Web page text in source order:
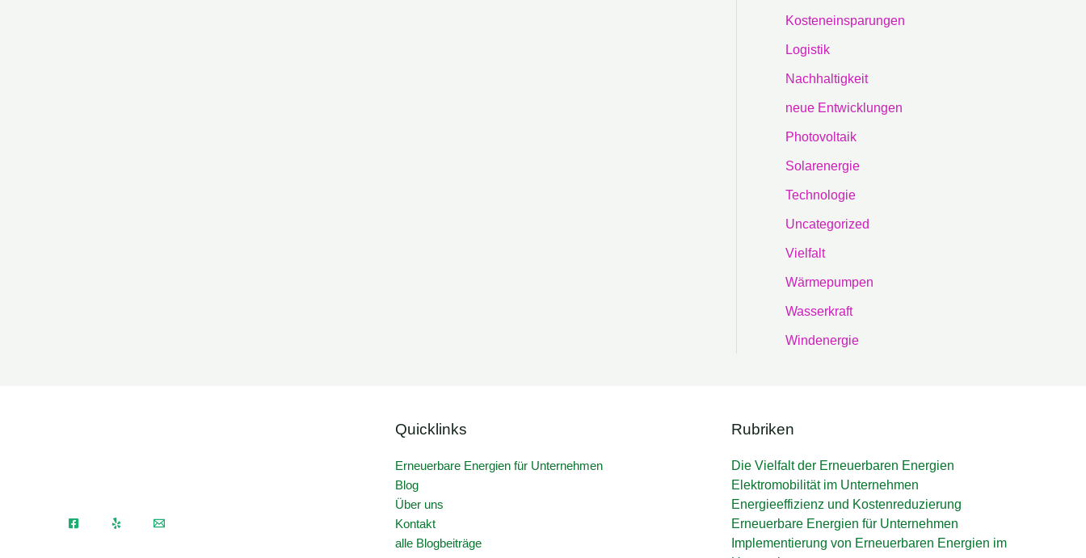
Kosteneinsparungen
Logistik
Nachhaltigkeit
neue Entwicklungen
Photovoltaik
Solarenergie
Technologie
Uncategorized
Vielfalt
Wärmepumpen
Wasserkraft
Windenergie
Quicklinks
Erneuerbare Energien für Unternehmen
Blog
Über uns
Kontakt
alle Blogbeiträge
Rubriken
Die Vielfalt der Erneuerbaren Energien
Elektromobilität im Unternehmen
Energieeffizienz und Kostenreduzierung
Erneuerbare Energien für Unternehmen
Implementierung von Erneuerbaren Energien im